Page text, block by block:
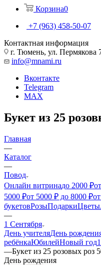
Корзина0
+7 (963) 458-50-07
Контактная информация
г. Тюмень, ул. Пермякова
info@mnami.ru
Вконтакте
Telegram
MAX
Букет из 25
Главная
—
Каталог
—
Повод
Онлайн витринадо 2000 ₽
5000 ₽от 5000 ₽ до 8000 ₽
букетовРозыПодаркиЦветы
—
1 Сентября
День учителяДень
ребёнкаЮбилейНовый год
—Букет из 25 розовых роз
День рождения